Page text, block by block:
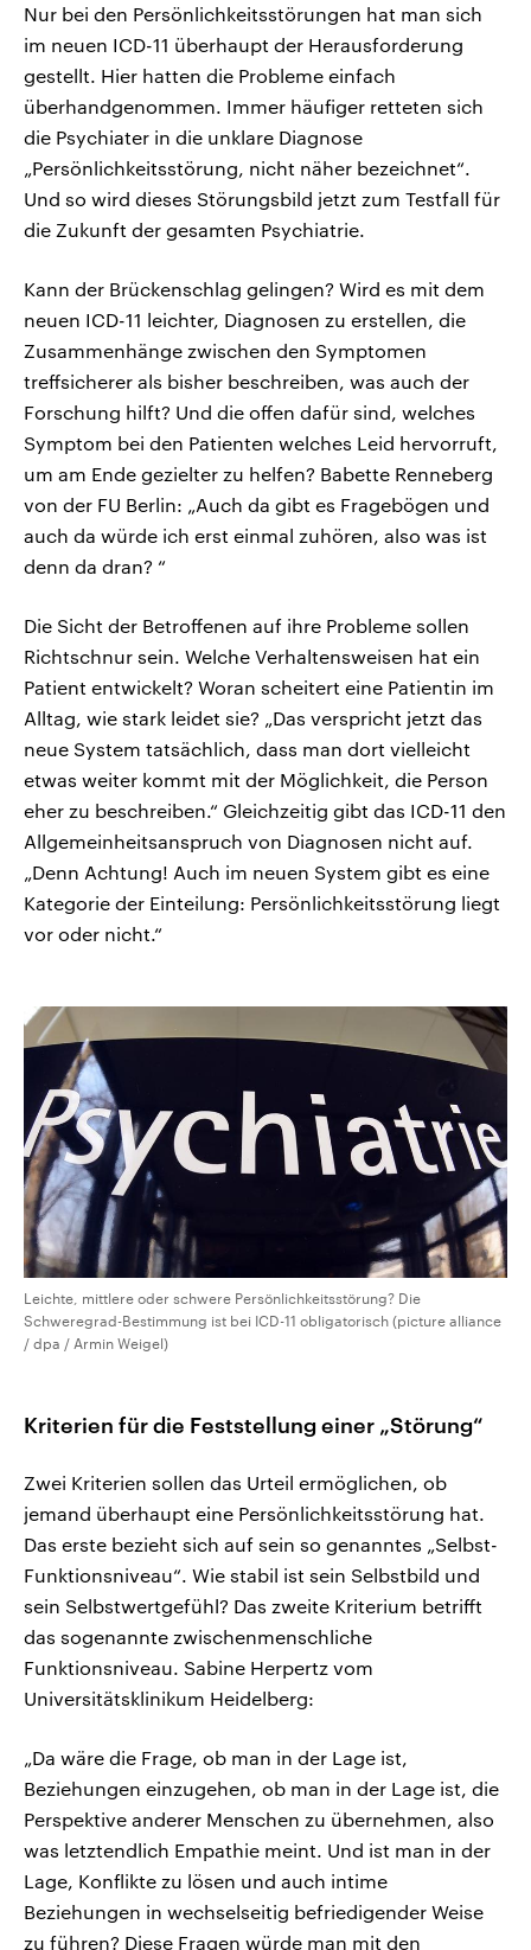
Nur bei den Persönlichkeitsstörungen hat man sich
im neuen ICD-11 überhaupt der Herausforderung
gestellt. Hier hatten die Probleme einfach
überhandgenommen. Immer häufiger retteten sich
die Psychiater in die unklare Diagnose
„Persönlichkeitsstörung, nicht näher bezeichnet“.
Und so wird dieses Störungsbild jetzt zum Testfall für
die Zukunft der gesamten Psychiatrie.
Kann der Brückenschlag gelingen? Wird es mit dem
neuen ICD-11 leichter, Diagnosen zu erstellen, die
Zusammenhänge zwischen den Symptomen
treffsicherer als bisher beschreiben, was auch der
Forschung hilft? Und die offen dafür sind, welches
Symptom bei den Patienten welches Leid hervorruft,
um am Ende gezielter zu helfen? Babette Renneberg
von der FU Berlin: „Auch da gibt es Fragebögen und
auch da würde ich erst einmal zuhören, also was ist
denn da dran? “
Die Sicht der Betroffenen auf ihre Probleme sollen
Richtschnur sein. Welche Verhaltensweisen hat ein
Patient entwickelt? Woran scheitert eine Patientin im
Alltag, wie stark leidet sie? „Das verspricht jetzt das
neue System tatsächlich, dass man dort vielleicht
etwas weiter kommt mit der Möglichkeit, die Person
eher zu beschreiben.“ Gleichzeitig gibt das ICD-11 den
Allgemeinheitsanspruch von Diagnosen nicht auf.
„Denn Achtung! Auch im neuen System gibt es eine
Kategorie der Einteilung: Persönlichkeitsstörung liegt
vor oder nicht.“
Leichte, mittlere oder schwere Persönlichkeitsstörung? Die
Schweregrad-Bestimmung ist bei ICD-11 obligatorisch (picture alliance
/ dpa / Armin Weigel)
Kriterien für die Feststellung einer „Störung“
Zwei Kriterien sollen das Urteil ermöglichen, ob
jemand überhaupt eine Persönlichkeitsstörung hat.
Das erste bezieht sich auf sein so genanntes „Selbst-
Funktionsniveau“. Wie stabil ist sein Selbstbild und
sein Selbstwertgefühl? Das zweite Kriterium betrifft
das sogenannte zwischenmenschliche
Funktionsniveau. Sabine Herpertz vom
Universitätsklinikum Heidelberg:
„Da wäre die Frage, ob man in der Lage ist,
Beziehungen einzugehen, ob man in der Lage ist, die
Perspektive anderer Menschen zu übernehmen, also
was letztendlich Empathie meint. Und ist man in der
Lage, Konflikte zu lösen und auch intime
Beziehungen in wechselseitig befriedigender Weise
zu führen? Diese Fragen würde man mit den